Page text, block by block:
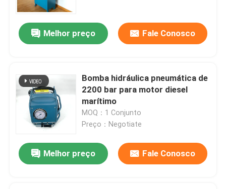
Para casa
Melhor preço Fale Conosco
Bomba hidráulica pneumática de
2200 bar para motor diesel
marítimo
MOQ：1 Conjunto
Preço：Negotiate
Melhor preço Fale Conosco